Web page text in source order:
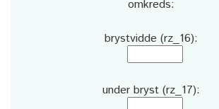
omkreds:
brystvidde (rz_16):
under bryst (rz_17):